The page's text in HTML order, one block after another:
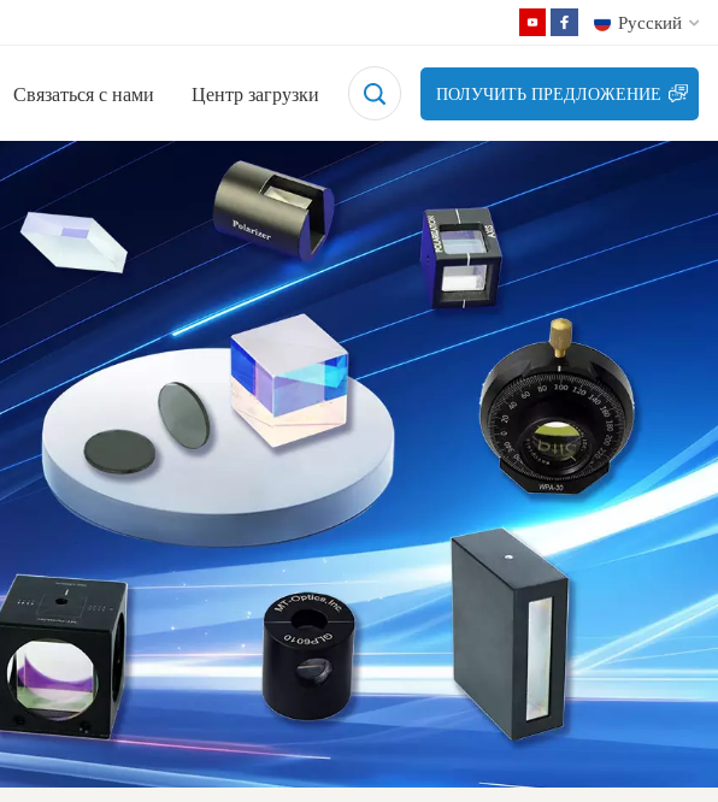
Русский
Français
Русский
Español
日本語
한국어
中文
Svenska språket
Lietuvos kalba
Связаться с нами Центр загрузки ПОЛУЧИТЬ ПРЕДЛОЖЕНИЕ